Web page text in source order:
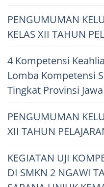
PENGUMUMAN
KELAS XII TAHUN
4 Kompetensi
Lomba Kompetensi
Tingkat Provinsi
PENGUMUMAN
XII TAHUN
KEGIATAN UJI
DI SMKN 2 NGAWI